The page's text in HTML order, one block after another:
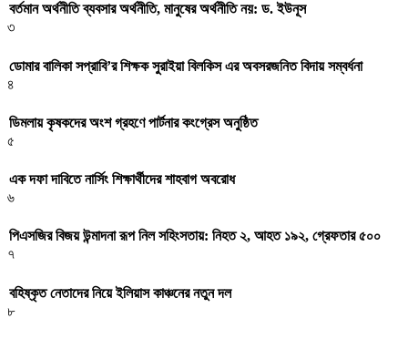
বর্তমান অর্থনীতি ব্যবসার অর্থনীতি, মানুষের অর্থনীতি নয়: ড. ইউনূস
৩
ডোমার বালিকা সপ্রাবি’র শিক্ষক সুরাইয়া বিলকিস এর অবসরজনিত বিদায় সম্বর্ধনা
৪
ডিমলায় কৃষকদের অংশ গ্রহণে পার্টনার কংগ্রেস অনুষ্ঠিত
৫
এক দফা দাবিতে নার্সিং শিক্ষার্থীদের শাহবাগ অবরোধ
৬
পিএসজির বিজয় উন্মাদনা রূপ নিল সহিংসতায়: নিহত ২, আহত ১৯২, গ্রেফতার ৫০০
৭
বহিষ্কৃত নেতাদের নিয়ে ইলিয়াস কাঞ্চনের নতুন দল
৮